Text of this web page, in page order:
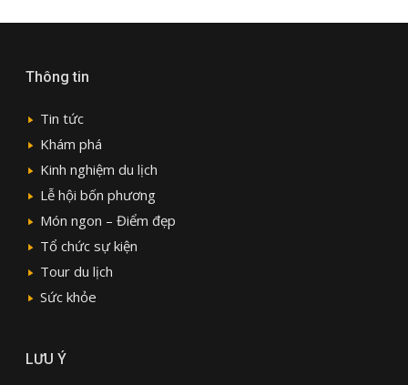
Thông tin
Tin tức
Khám phá
Kinh nghiệm du lịch
Lễ hội bốn phương
Món ngon – Điểm đẹp
Tổ chức sự kiện
Tour du lịch
Sức khỏe
LƯU Ý